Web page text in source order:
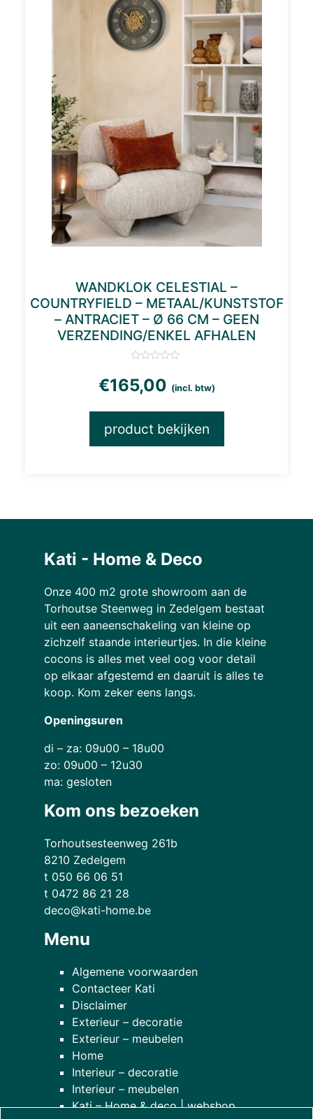
WANDKLOK CELESTIAL –
COUNTRYFIELD – METAAL/KUNSTSTOF
– ANTRACIET – Ø 66 CM – GEEN
VERZENDING/ENKEL AFHALEN
€165,00 (incl. btw)
product bekijken
Kati - Home & Deco
Onze 400 m2 grote showroom aan de
Torhoutse Steenweg in Zedelgem bestaat
uit een aaneenschakeling van kleine op
zichzelf staande interieurtjes. In die kleine
cocons is alles met veel oog voor detail
op elkaar afgestemd en daaruit is alles te
koop. Kom zeker eens langs.
Openingsuren
di – za: 09u00 – 18u00
zo: 09u00 – 12u30
ma: gesloten
Kom ons bezoeken
Torhoutsesteenweg 261b
8210 Zedelgem
t 050 66 06 51
t 0472 86 21 28
deco@kati-home.be
Menu
Algemene voorwaarden
Contacteer Kati
Disclaimer
Exterieur – decoratie
Exterieur – meubelen
Home
Interieur – decoratie
Interieur – meubelen
Kati – Home & deco | webshop